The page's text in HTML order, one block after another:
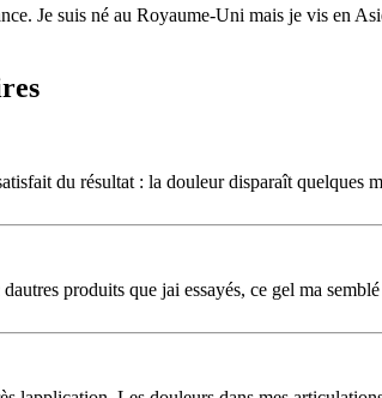
Je suis né au Royaume-Uni mais je vis en
du résultat : la douleur disparaît
produits que jai essayés, ce gel ma